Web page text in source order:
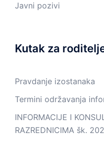
Javni pozivi
Kutak za
Pravdanje izostanaka
Termini održavanja
INFORMACIJE I
RAZREDNICIMA šk.